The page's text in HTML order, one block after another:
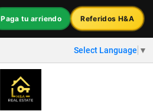
Paga tu arriendo Referidos H&A
Select Language ▼